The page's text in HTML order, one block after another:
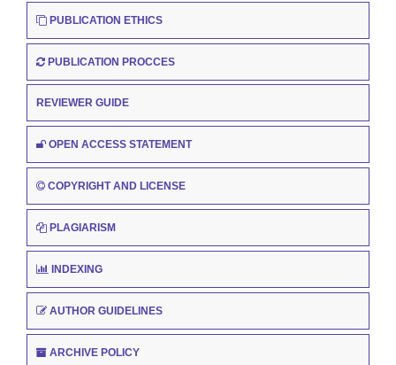
PUBLICATION ETHICS
PUBLICATION PROCCES
REVIEWER GUIDE
OPEN ACCESS STATEMENT
COPYRIGHT AND LICENSE
PLAGIARISM
INDEXING
AUTHOR GUIDELINES
ARCHIVE POLICY